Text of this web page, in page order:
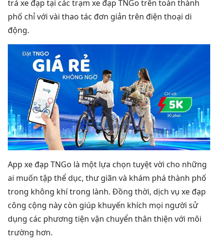
trả xe đạp tại các trạm xe đạp TNGo trên toàn thành
phố chỉ với vài thao tác đơn giản trên điện thoại di
động.
App xe đạp TNGo là một lựa chọn tuyệt vời cho những
ai muốn tập thể dục, thư giãn và khám phá thành phố
trong không khí trong lành. Đồng thời, dịch vụ xe đạp
công cộng này còn giúp khuyến khích mọi người sử
dụng các phương tiện vận chuyển thân thiện với môi
trường hơn.